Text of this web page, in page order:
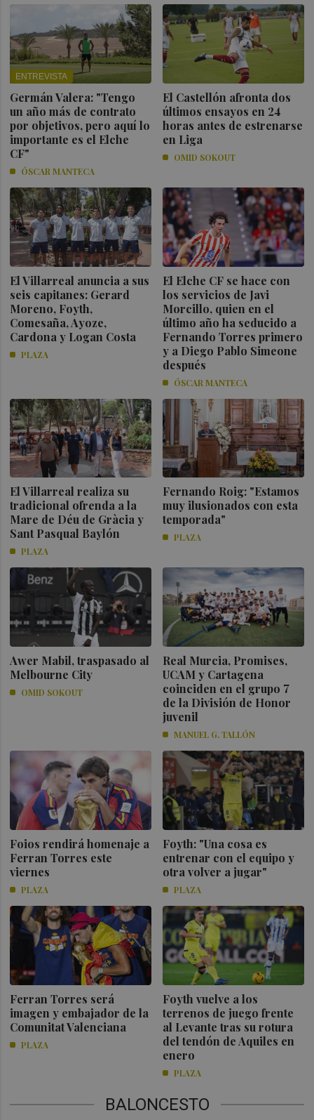
ENTREVISTA
Germán Valera: "Tengo
un año más de contrato
por objetivos, pero aquí lo
importante es el Elche
CF"
ÓSCAR MANTECA
El Castellón afronta dos
últimos ensayos en 24
horas antes de estrenarse
en Liga
OMID SOKOUT
El Villarreal anuncia a sus
seis capitanes: Gerard
Moreno, Foyth,
Comesaña, Ayoze,
Cardona y Logan Costa
PLAZA
El Elche CF se hace con
los servicios de Javi
Morcillo, quien en el
último año ha seducido a
Fernando Torres primero
y a Diego Pablo Simeone
después
ÓSCAR MANTECA
El Villarreal realiza su
tradicional ofrenda a la
Mare de Déu de Gràcia y
Sant Pasqual Baylón
PLAZA
Fernando Roig: "Estamos
muy ilusionados con esta
temporada"
PLAZA
Awer Mabil, traspasado al
Melbourne City
OMID SOKOUT
Real Murcia, Promises,
UCAM y Cartagena
coinciden en el grupo 7
de la División de Honor
juvenil
MANUEL G. TALLÓN
Foios rendirá homenaje a
Ferran Torres este
viernes
PLAZA
Foyth: "Una cosa es
entrenar con el equipo y
otra volver a jugar"
PLAZA
Ferran Torres será
imagen y embajador de la
Comunitat Valenciana
PLAZA
Foyth vuelve a los
terrenos de juego frente
al Levante tras su rotura
del tendón de Aquiles en
enero
PLAZA
BALONCESTO